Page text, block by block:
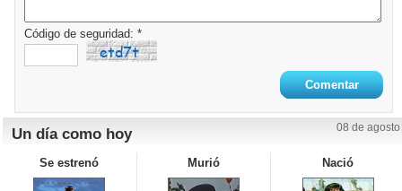
Código de seguridad: *
Un día como hoy 08 de agosto
Se estrenó Murió Nació